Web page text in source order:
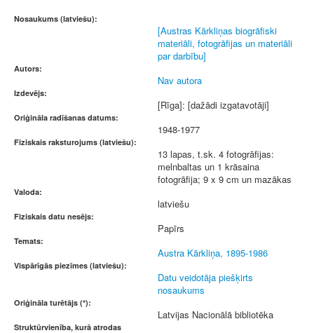
Nosaukums (latviešu):
[Austras Kārkliņas biogrāfiski
materiāli, fotogrāfijas un materiāli
par darbību]
Autors:
Nav autora
Izdevējs:
[Rīga]: [dažādi izgatavotāji]
Oriģināla radīšanas datums:
1948-1977
Fiziskais raksturojums (latviešu):
13 lapas, t.sk. 4 fotogrāfijas:
melnbaltas un 1 krāsaina
fotogrāfija; 9 x 9 cm un mazākas
Valoda:
latviešu
Fiziskais datu nesējs:
Papīrs
Temats:
Austra Kārkliņa, 1895-1986
Vispārīgās piezīmes (latviešu):
Datu veidotāja piešķirts
nosaukums
Oriģināla turētājs (*):
Latvijas Nacionālā bibliotēka
Struktūrvienība, kurā atrodas